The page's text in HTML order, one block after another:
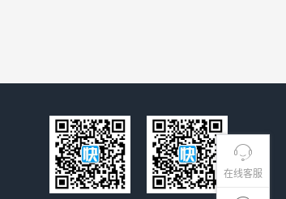
在线客服